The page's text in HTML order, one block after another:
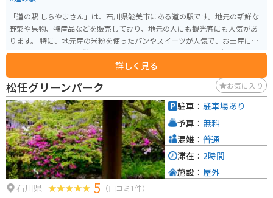
「道の駅 しらやまさん」は、石川県能美市にある道の駅です。地元の新鮮な
野菜や果物、特産品などを販売しており、地元の人にも観光客にも人気があ
ります。 特に、地元産の米粉を使ったパンやスイーツが人気で、お土産にも
おすすめです。また、併設されているレストランでは、地元の食材を使った
が完備されているので安心です。周辺には、九谷焼の里として知られる「九
谷陶芸村」や、自然豊かな「手取峡谷」など、観光スポットも点在していま
す。ツーリングの休憩場所としても最適です。
詳しく見る
松任グリーンパーク お気に入り
石川県 5 （口コミ1件）
駐車： 駐車場あり
予算： 無料
混雑： 普通
滞在： 2時間
施設： 屋外